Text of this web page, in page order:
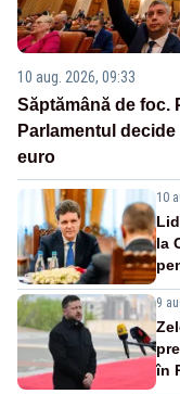
10 aug. 2026, 09:33
Săptămână de foc.
Parlamentul
euro
10
la
9
în